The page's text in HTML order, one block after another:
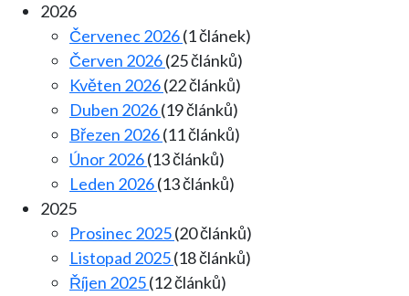
2026
Červenec 2026(1 článek)
Červen 2026(25 článků)
Květen 2026(22 článků)
Duben 2026(19 článků)
Březen 2026(11 článků)
Únor 2026(13 článků)
Leden 2026(13 článků)
2025
Prosinec 2025(20 článků)
Listopad 2025(18 článků)
Říjen 2025(12 článků)